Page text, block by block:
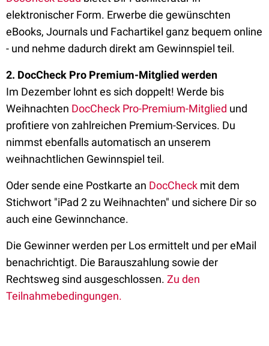
elektronischer Form. Erwerbe die gewünschten
eBooks, Journals und Fachartikel ganz bequem online
- und nehme dadurch direkt am Gewinnspiel teil.
2. DocCheck Pro Premium-Mitglied werden
Im Dezember lohnt es sich doppelt! Werde bis
Weihnachten DocCheck Pro-Premium-Mitglied und
profitiere von zahlreichen Premium-Services. Du
nimmst ebenfalls automatisch an unserem
weihnachtlichen Gewinnspiel teil.
Oder sende eine Postkarte an DocCheck mit dem
Stichwort "iPad 2 zu Weihnachten" und sichere Dir so
auch eine Gewinnchance.
Die Gewinner werden per Los ermittelt und per eMail
benachrichtigt. Die Barauszahlung sowie der
Rechtsweg sind ausgeschlossen. Zu den
Teilnahmebedingungen.